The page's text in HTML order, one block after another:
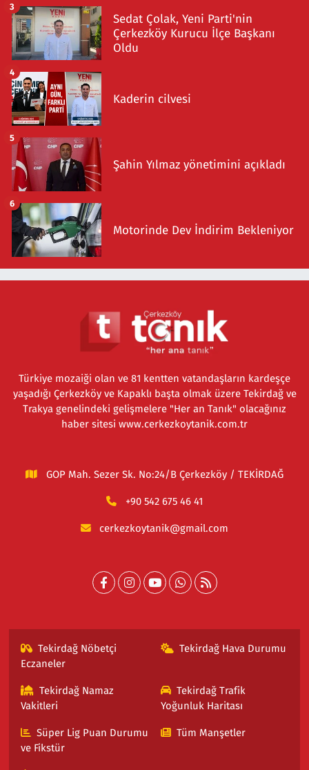
Sedat Çolak, Yeni Parti'nin
Çerkezköy Kurucu İlçe Başkanı
Oldu
3
Kaderin cilvesi
4
Şahin Yılmaz yönetimini açıkladı
5
Motorinde Dev İndirim Bekleniyor
6
Türkiye mozaiği olan ve 81 kentten vatandaşların kardeşçe
yaşadığı Çerkezköy ve Kapaklı başta olmak üzere Tekirdağ ve
Trakya genelindeki gelişmelere "Her an Tanık" olacağınız
haber sitesi www.cerkezkoytanik.com.tr
GOP Mah. Sezer Sk. No:24/B Çerkezköy / TEKİRDAĞ
+90 542 675 46 41
cerkezkoytanik@gmail.com
Tekirdağ Nöbetçi
Eczaneler
Tekirdağ Hava Durumu
Tekirdağ Namaz
Vakitleri
Tekirdağ Trafik
Yoğunluk Haritası
Süper Lig Puan Durumu
ve Fikstür
Tüm Manşetler